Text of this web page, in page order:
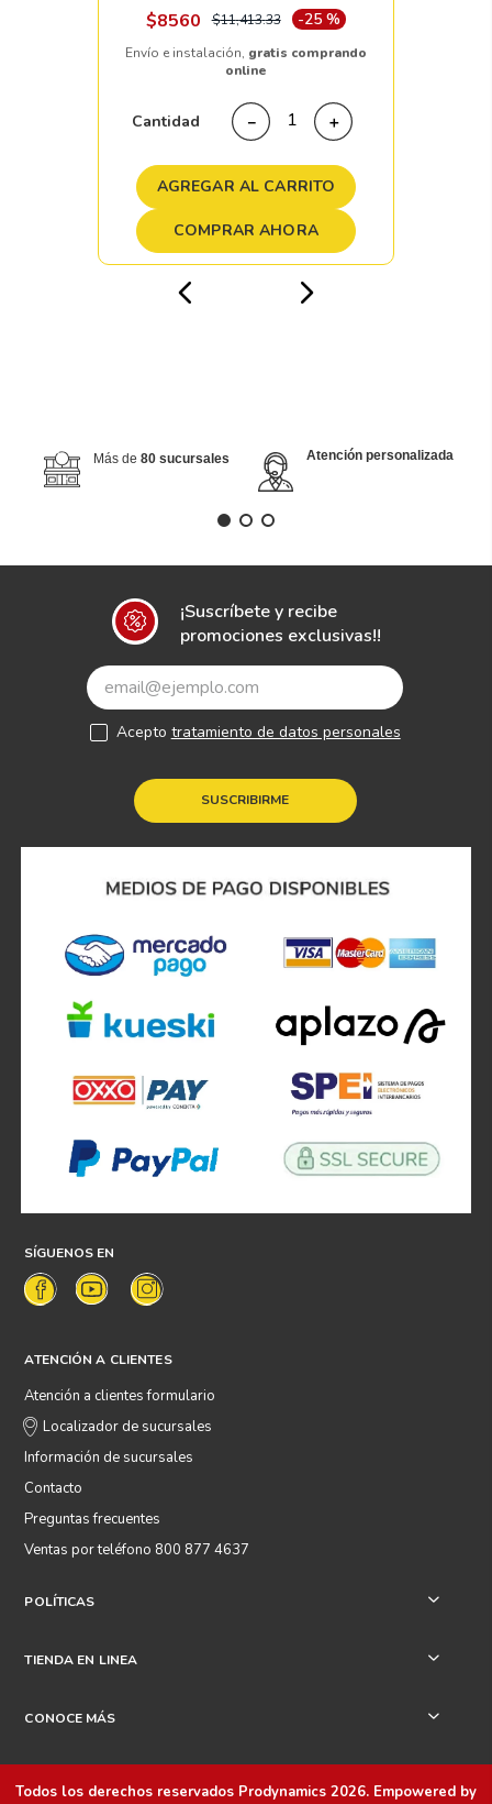
$8560 $11,413.33 -25 %
Envío e instalación, gratis comprando
online
Cantidad ＋
－
AGREGAR AL CARRITO
COMPRAR AHORA
Más de 80 sucursales Atención personalizada
¡Suscríbete y recibe
promociones exclusivas!!
SUSCRIBIRME
Acepto tratamiento de datos personales
SÍGUENOS EN
ATENCIÓN A CLIENTES
Atención a clientes formulario
Localizador de sucursales
Información de sucursales
Contacto
Preguntas frecuentes
Ventas por teléfono 800 877 4637
POLÍTICAS +
TIENDA EN LINEA +
CONOCE MÁS +
Todos los derechos reservados Prodynamics 2026. Empowered by